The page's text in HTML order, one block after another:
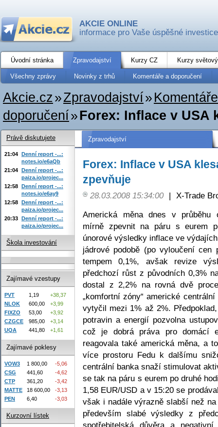
AKCIE ONLINE
informace pro Vaše úspěšné investice
Úvodní stránka Zpravodajství Kurzy CZ Kurzy
Všechny zprávy Novinky z trhů Komentáře a doporučení
Akcie.cz»Zpravodajství»
doporučení»Forex: Inflace v USA
Zpravodajství
Forex: Inflace v USA
zpevňuje
28.03.2008 15:34:00 | X-Trade
Americká měna dnes v průběhu
mírně zpevnit na páru s eurem
únorové výsledky inflace ve
jádrové podobě (po vyloučení cen
tempem 0,1%, avšak revize
předchozí růst z původních 0,3%
dostal z 2,2% na rovná dvě
„komfortní zóny“ americké
vytyčil mezi 1% až 2%.
potravin a energií pozvolna
což je dobrá práva pro domácí
reagovala také americká měna, a
více prostoru Fedu k dalšímu
centrální banka snaží stimulovat
se tak na páru s eurem po druhé
1,58 EUR/USD a v 15:20 se
však i nadále výrazně slabší než
především slabé výsledky z
spotřebitelská důvěra a
Právě diskutujete
21:04 Denní report -...:
notes.io/e6aQb
21:04 Denní report -...:
paiza.io/projec...
12:58 Denní report -...:
notes.io/e6ay9
12:58 Denní report -...:
paiza.io/projec...
20:33 Denní report -...:
paiza.io/projec...
Škola investování
Zajímavé vzestupy
PVT 1,19
+38,37
NLOK
600,00
+3,99
FIXZO
53,00
+3,92
CZGCE
985,00
+3,14
UQA
441,80 +1,61
Zajímavé poklesy
VOW3 1 800,00
-5,06
CSG
441,60
-4,62
CTP
361,20
-3,42
MATTE
18 600,00
-3,13
PEN
6,40 -3,03
Kurzovní lístek